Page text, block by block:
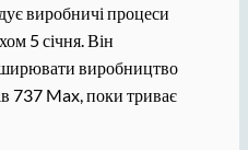
виробничі процеси
5 січня. Він
виробництво
737 Max, поки триває